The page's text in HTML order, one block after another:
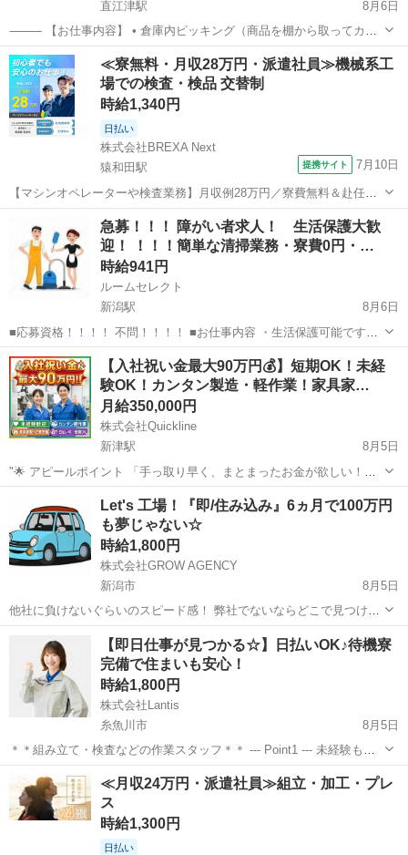
直江津駅
8月6日
⸻ 【お仕事内容】 • 倉庫内ピッキング（商品を棚から取ってカゴ
へ） • 小物部品や医療機器の組立・検査・梱包・出荷作業 • ラベル貼
り・シール貼り・仕分け作業など • 座り作業やライン補助などもあ
り！...
新潟 上越市 直江津駅 仕分け ライン
≪寮無料・月収28万円・派遣社員≫機械系工
場での検査・検品 交替制
時給1,340円
日払い
株式会社BREXA Next
猿和田駅
提携サイト 7月10日
【マシンオペレーターや検査業務】月収例28万円／寮費無料＆赴任旅
費会社負担！／土日休み／若手～ミドルまで幅広い年代活躍中！ 人気
の工場のお仕事 ◇マシンオペレーターや検査業務◇ 【主な製造製品】
メカニックシール ・マシ...
猿和田駅 その他
急募！！！ 障がい者求人！ 生活保護大歓
迎！ ！！！簡単な清掃業務・寮費0円・…
時給941円
ルームセレクト
新潟駅
8月6日
■応募資格！！！！ 不問！！！！ ■お仕事内容 ・生活保護可能です！
給料とは別に携帯代などの通信費上限 20000円 交通費上限 20000
円まで支給可能。 当事業所は福岡市より指定を受けている障害福...
新潟 新潟市 新潟駅 清掃 生活保護
【入社祝い金最大90万円💰】短期OK！未経
験OK！カンタン製造・軽作業！家具家…
月給350,000円
株式会社Quickline
新津駅
8月5日
"🌟 アピールポイント 「手っ取り早く、まとまったお金が欲しい！」
「今の生活を抜け出して、すぐにでも新生活を始めたい！」 そんなあ
なたの願い、ここで叶えませんか？🤝✨ 全国2万件以上の圧倒的な求人
数の中から、あ...
新津駅 工場 時給
Let's 工場！『即/住み込み』6ヵ月で100万円
も夢じゃない☆
時給1,800円
株式会社GROW AGENCY
新潟市
8月5日
他社に負けないぐらいのスピード感！ 弊社でないならどこで見つける
んだ！ってぐらい自信があります♪ ＝＝＝＝＝＝＝＝＝＝＝＝＝＝＝
＝＝＝＝＝＝＝＝＝ ■「お給料がもう少し欲しい」 ■「いい職場があ
れば、転職した...
工場 時給
【即日仕事が見つかる☆】日払いOK♪待機寮
完備で住まいも安心！
時給1,800円
株式会社Lantis
糸魚川市
8月5日
＊＊組み立て・検査などの作業スタッフ＊＊ --- Point1 --- 未経験も就
業OK！ 工場未経験でもご安心ください！！ 先輩スタッフがイチから
丁寧にサポート！ 未経験からスタートした方も多数活躍しています
☆...
新潟 糸魚川市 工場 スタッフ
≪月収24万円・派遣社員≫組立・加工・プレ
ス
時給1,300円
日払い